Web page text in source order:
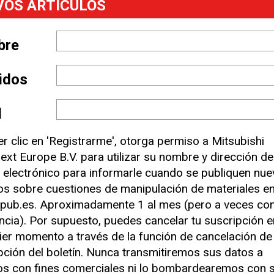
los formadores
del servicio al realizar el mantenimiento o la reparación de
a mantener su negocio en movimiento de manera
ARTÍCULOS
clic en 'Registrarme', otorga permiso a Mitsubishi
Europe B.V. para utilizar su nombre y dirección de
para informarle cuando se publiquen
sobre cuestiones de manipulación de materiales en
Aproximadamente 1 al mes (pero a veces
Por supuesto, puedes cancelar tu suscripción
momento a través de la función de cancelación de
del boletín. Nunca transmitiremos sus datos a
con fines comerciales ni lo bombardearemos con